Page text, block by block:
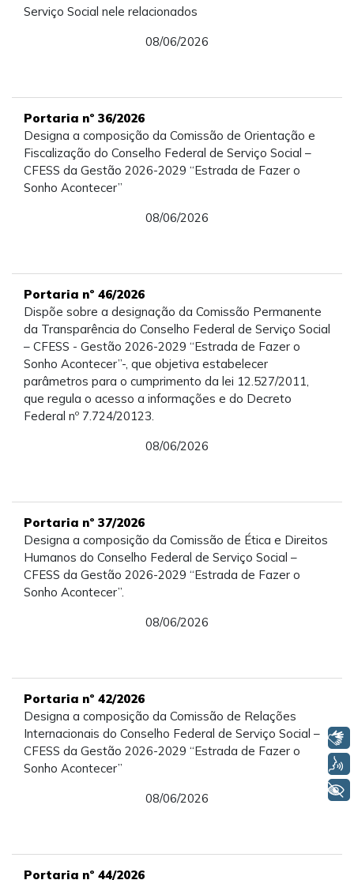
Serviço Social nele relacionados
08/06/2026
Portaria nº 36/2026
Designa a composição da Comissão de Orientação e
Fiscalização do Conselho Federal de Serviço Social –
CFESS da Gestão 2026-2029 “Estrada de Fazer o
Sonho Acontecer”
08/06/2026
Portaria nº 46/2026
Dispõe sobre a designação da Comissão Permanente
da Transparência do Conselho Federal de Serviço Social
– CFESS - Gestão 2026-2029 “Estrada de Fazer o
Sonho Acontecer”-, que objetiva estabelecer
parâmetros para o cumprimento da lei 12.527/2011,
que regula o acesso a informações e do Decreto
Federal nº 7.724/20123.
08/06/2026
Portaria nº 37/2026
Designa a composição da Comissão de Ética e Direitos
Humanos do Conselho Federal de Serviço Social –
CFESS da Gestão 2026-2029 “Estrada de Fazer o
Sonho Acontecer”.
08/06/2026
Portaria nº 42/2026
Designa a composição da Comissão de Relações
Internacionais do Conselho Federal de Serviço Social –
CFESS da Gestão 2026-2029 “Estrada de Fazer o
Sonho Acontecer”
08/06/2026
Portaria nº 44/2026
Libras
+ Acessibilidade